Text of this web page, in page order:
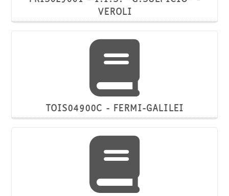
VEROLI
TOIS04900C - FERMI-GALILEI